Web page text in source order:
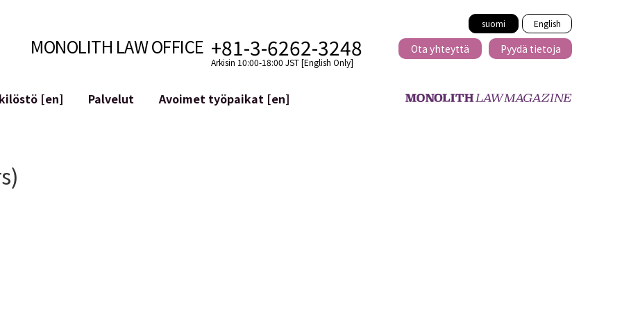
suomi English
MONOLITH LAW OFFICE +81-3-6262-3248
Arkisin 10:00-18:00 JST [English Only]
Ota yhteyttä Pyydä tietoja
[en]
Palvelut
ja lohkoketjut
Avoimet työpaikat [en]